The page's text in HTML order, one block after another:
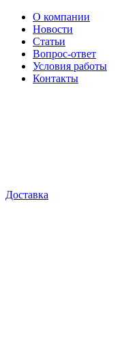
О компании
Новости
Статьи
Вопрос-ответ
Условия работы
Контакты
Доставка